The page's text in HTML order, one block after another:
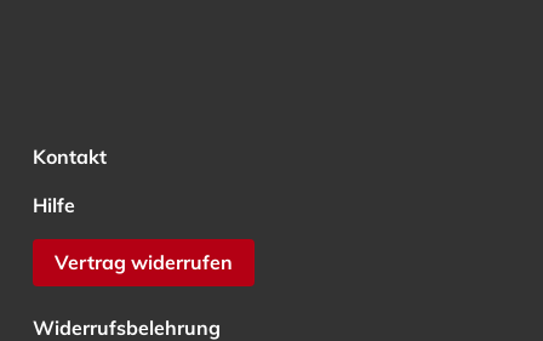
Kontakt
Hilfe
Vertrag widerrufen
Widerrufsbelehrung